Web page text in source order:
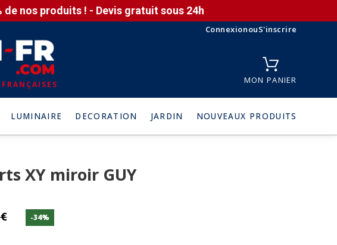
nos produits ! - Devis gratuit sous 24h
ConnexionouS'inscrire
FRANÇAISES MON PANIER
LUMINAIRE DECORATION JARDIN NOUVEAUX PRODUITS
XY miroir GUY
-34%